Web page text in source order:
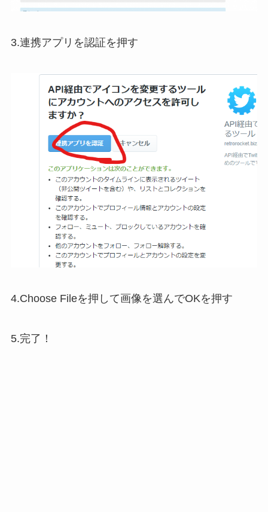
3.連携アプリを認証を押す
4.Choose Fileを押して画像を選んでOKを押す
5.完了！